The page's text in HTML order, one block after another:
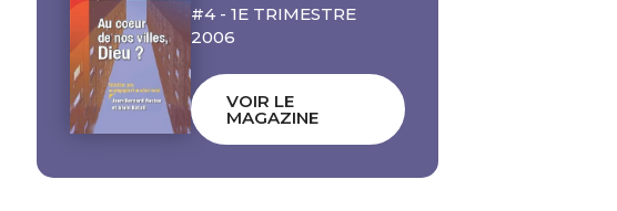
#4 - 1E TRIMESTRE
2006
VOIR LE
MAGAZINE